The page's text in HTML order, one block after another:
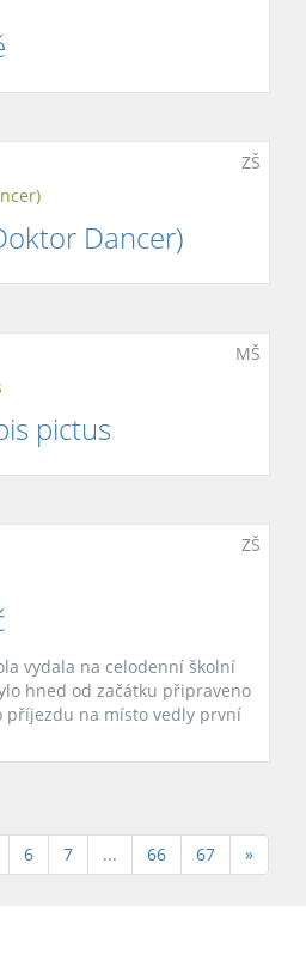
ZŠ
Dancer)
MŠ
pictus
ZŠ
vydala na celodenní školní
hned od začátku připraveno
příjezdu na místo vedly první
6 7 ... 66 67 »